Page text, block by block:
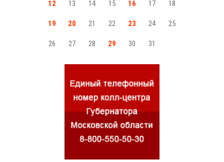
12 13 14 15 16 17 18
19 20 21 22 23 24 25
26 27 28 29 30 31